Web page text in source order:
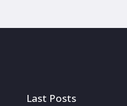
Last Posts